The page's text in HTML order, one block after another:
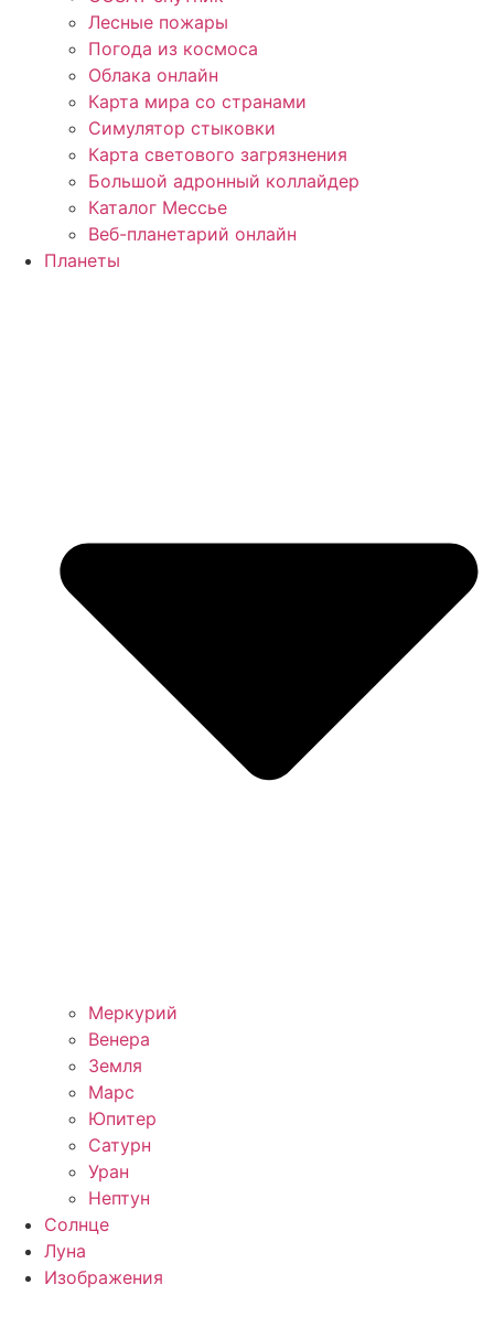
Лесные пожары
Погода из космоса
Облака онлайн
Карта мира со странами
Симулятор стыковки
Карта светового загрязнения
Большой адронный коллайдер
Каталог Мессье
Веб-планетарий онлайн
Планеты
Меркурий
Венера
Земля
Марс
Юпитер
Сатурн
Уран
Нептун
Солнце
Луна
Изображения